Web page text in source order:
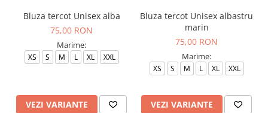
Bluza tercot Unisex alba
75,00 RON
Marime:
XS S M L XL XXL
VEZI VARIANTE
Bluza tercot Unisex albastru
marin
75,00 RON
Marime:
XS S M L XL XXL
VEZI VARIANTE